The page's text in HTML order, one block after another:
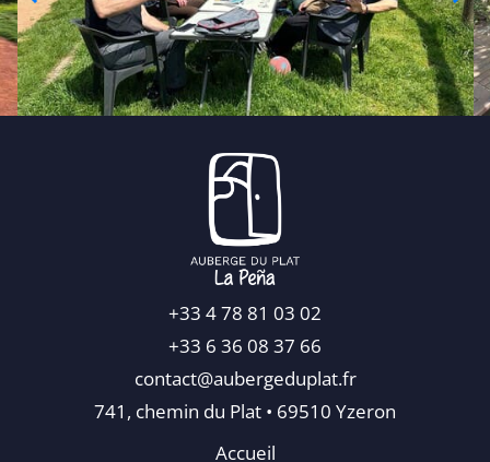
+33 4 78 81 03 02
+33 6 36 08 37 66
contact@aubergeduplat.fr
741, chemin du Plat • 69510 Yzeron
Accueil